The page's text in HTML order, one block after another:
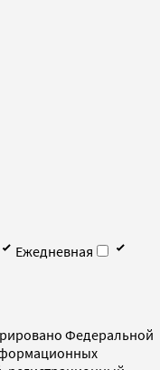
Ежедневная
Федеральной